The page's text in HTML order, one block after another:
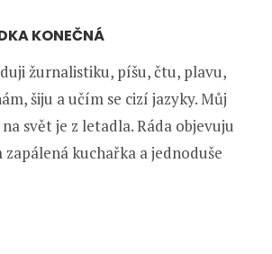
KONEČNÁ
žurnalistiku, píšu, čtu, plavu,
šiju a učím se cizí jazyky. Můj
svět je z letadla. Ráda objevuju
zapálená kuchařka a jednoduše